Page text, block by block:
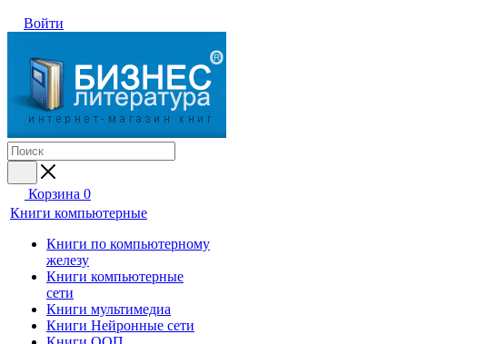
Войти
Корзина 0
Книги компьютерные
Книги по компьютерному
железу
Книги компьютерные
сети
Книги мультимедиа
Книги Нейронные сети